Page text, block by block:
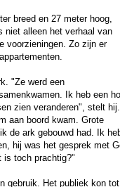
breed en 27 meter hoog,
niet alleen het verhaal van
voorzieningen. Zo zijn er
"Ze werd een
Ik heb een
zien veranderen", stelt
aan boord kwam. Grote
de ark gebouwd had. Ik
hij was het gesprek met
is toch prachtig?"
gebruik. Het publiek kon